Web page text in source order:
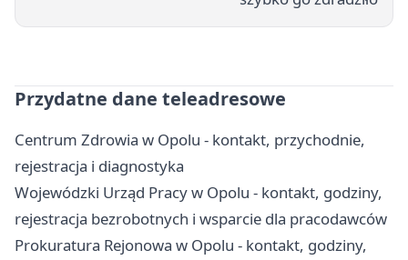
Przydatne dane teleadresowe
Centrum Zdrowia w Opolu - kontakt, przychodnie,
rejestracja i diagnostyka
Wojewódzki Urząd Pracy w Opolu - kontakt, godziny,
rejestracja bezrobotnych i wsparcie dla pracodawców
Prokuratura Rejonowa w Opolu - kontakt, godziny,